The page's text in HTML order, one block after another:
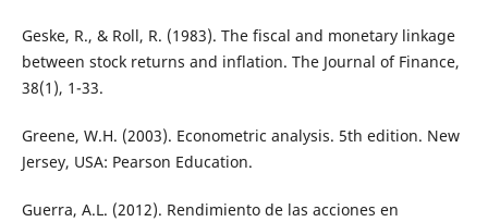
Geske, R., & Roll, R. (1983). The fiscal and monetary linkage
between stock returns and inflation. The Journal of Finance,
38(1), 1-33.
Greene, W.H. (2003). Econometric analysis. 5th edition. New
Jersey, USA: Pearson Education.
Guerra, A.L. (2012). Rendimiento de las acciones en